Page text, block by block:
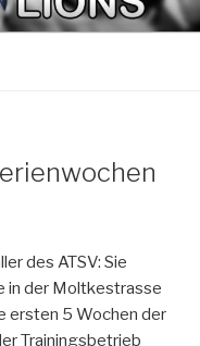
des ATSV: Sie
in der Moltkestrasse
ersten 5 Wochen der
Trainingsbetrieb